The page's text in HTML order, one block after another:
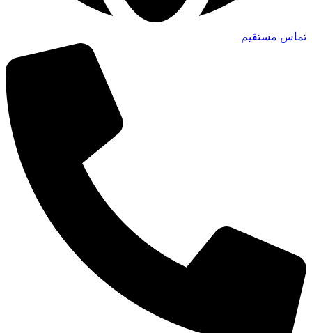
تماس مستقیم